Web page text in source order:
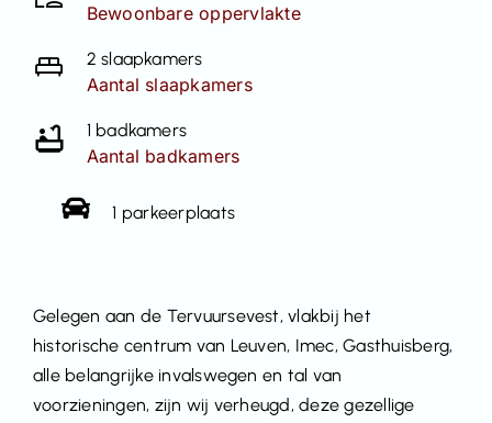
Bewoonbare oppervlakte
2 slaapkamers
Aantal slaapkamers
1 badkamers
Aantal badkamers
1 parkeerplaats
Gelegen aan de Tervuursevest, vlakbij het
historische centrum van Leuven, Imec, Gasthuisberg,
alle belangrijke invalswegen en tal van
voorzieningen, zijn wij verheugd, deze gezellige